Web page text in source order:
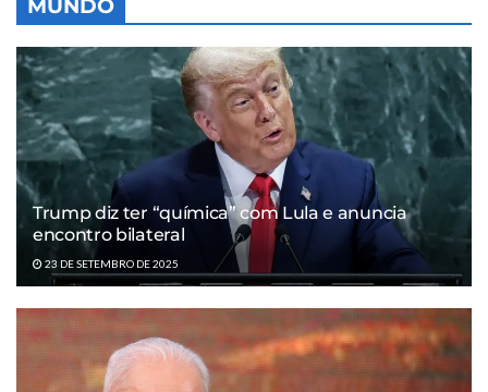
MUNDO
Trump diz ter “química” com Lula e anuncia
encontro bilateral
23 DE SETEMBRO DE 2025